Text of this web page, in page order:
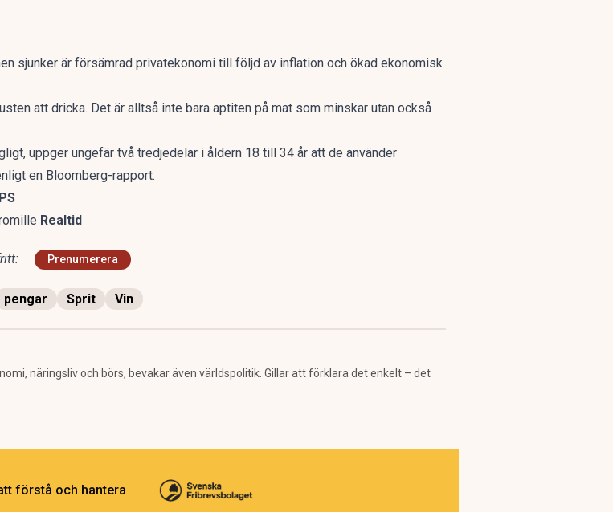
sjunker är försämrad privatekonomi till följd av inflation och ökad ekonomisk
att dricka. Det är alltså inte bara aptiten på mat som minskar utan också
uppger ungefär två tredjedelar i åldern 18 till 34 år att de använder
en Bloomberg-rapport.
Realtid
Prenumerera
pengar Sprit Vin
näringsliv och börs, bevakar även världspolitik. Gillar att förklara det enkelt – det
förstå och hantera